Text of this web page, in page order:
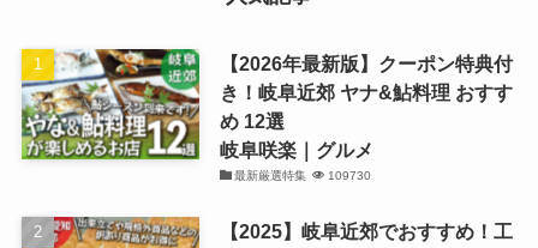
【2026年最新版】クーポン特典付
き！岐阜近郊 ヤナ&鮎料理 おすす
め 12選
岐阜咲楽｜グルメ
最新厳選特集 109730
【2025】岐阜近郊でおすすめ！工